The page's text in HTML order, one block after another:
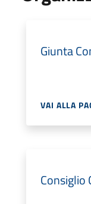
Giunta
VAI ALLA
Consiglio